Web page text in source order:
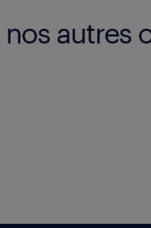
autres